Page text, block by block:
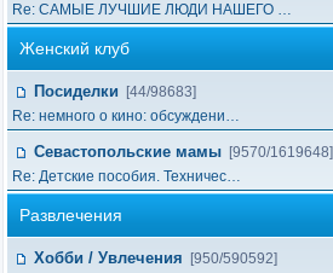
Re: САМЫЕ ЛУЧШИЕ ЛЮДИ НАШЕГО …
Женский клуб
Посиделки
[44/98683]
Re: немного о кино: обсуждени…
Севастопольские мамы [9570/1619648]
Re: Детские пособия. Техничес…
Развлечения
Хобби / Увлечения
[950/590592]